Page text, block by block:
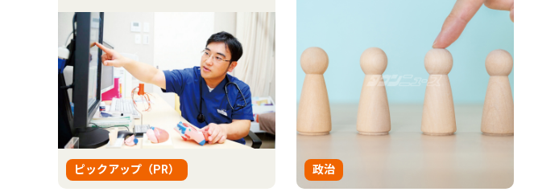
ピックアップ（PR） 政治